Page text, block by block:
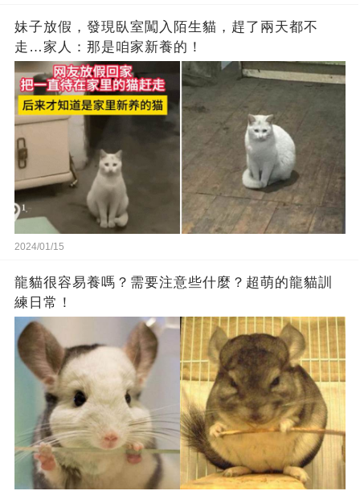
妹子放假，發現臥室闖入陌生貓，趕了兩天都不
走…家人：那是咱家新養的！
2024/01/15
龍貓很容易養嗎？需要注意些什麼？超萌的龍貓訓
練日常！